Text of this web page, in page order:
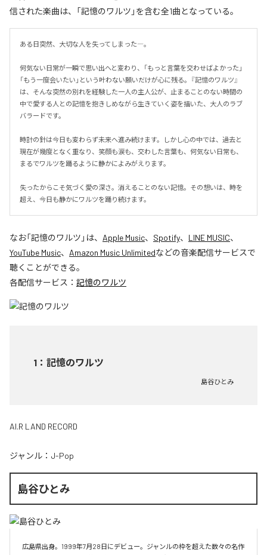
信された楽曲は、「記憶のワルツ」を含む全1曲となっている。
ある日突然、大切な人を失ってしまった―。
何気ない日常が一瞬で思い出へと変わり、「もっと言葉を交わせばよかった」
「もう一度会いたい」という叶わない願いだけが心に残る。『記憶のワルツ』
は、そんな突然の別れを経験した一人の主人公が、止まることのない時間の
中で愛する人との記憶を抱きしめながら生きていく姿を描いた、大人のラブ
バラードです。
時計の針は今日も変わらず未来へ進み続けます。しかし心の中では、過去と
現在が幾度となく重なり、笑顔も涙も、交わした言葉も、何気ない日常も、
まるでワルツを踊るように静かによみがえります。
失ったからこそ気づく愛の深さ。消えることのない記憶。その想いは、時を
超え、今日も静かにワルツを踊り続けます。
なお「記憶のワルツ 」は、 Apple Music、 Spotify、 LINE MUSIC、
YouTube Music、 Amazon Music Unlimitedなどの音楽配信サービスで
聴くことができる。
各配信サービス： 記憶のワルツ
1 ： 記憶のワルツ
島谷ひとみ
AI.R LAND RECORD
ジャンル： J-Pop
島谷ひとみ
広島県出身。1999年7月28日にデビュー。ジャンルの枠を超えた数々の名作